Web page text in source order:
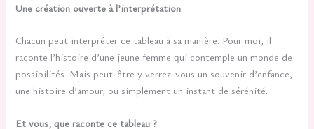
Une création ouverte à l’interprétation
Chacun peut interpréter ce tableau à sa manière. Pour moi, il
raconte l’histoire d’une jeune femme qui contemple un monde de
possibilités. Mais peut-être y verrez-vous un souvenir d’enfance,
une histoire d’amour, ou simplement un instant de sérénité.
Et vous, que raconte ce tableau ?